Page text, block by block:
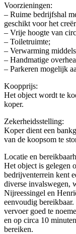
Voorzieningen:
– Ruime bedrijfshal
geschikt voor het
– Vrije hoogte van
– Toiletruimte;
– Verwarming middels
– Handmatige
– Parkeren mogelijk
Koopprijs:
Het object wordt te
koper.
Zekerheidsstelling:
Koper dient een
van de koopsom te
Locatie en
Het object is gelegen
bedrijventerrein kent
diverse invalswegen,
Nijreessingel en
eenvoudig
vervoer goed te
en op circa 10
bereiken.